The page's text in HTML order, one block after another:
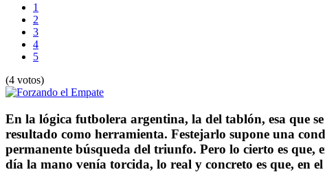
1
2
3
4
5
(4 votos)
En la lógica futbolera argentina, la del tablón, esa que
resultado como herramienta. Festejarlo supone una
permanente búsqueda del triunfo. Pero lo cierto es que,
día la mano venía torcida, lo real y concreto es que, en